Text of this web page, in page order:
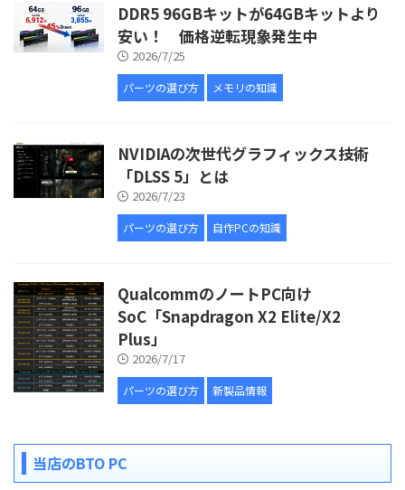
DDR5 96GBキットが64GBキットより
安い！ 価格逆転現象発生中
2026/7/25
パーツの選び方 メモリの知識
NVIDIAの次世代グラフィックス技術
「DLSS 5」とは
2026/7/23
パーツの選び方 自作PCの知識
QualcommのノートPC向け
SoC「Snapdragon X2 Elite/X2
Plus」
2026/7/17
パーツの選び方 新製品情報
当店のBTO PC